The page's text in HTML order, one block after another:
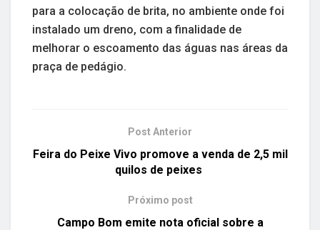
para a colocação de brita, no ambiente onde foi
instalado um dreno, com a finalidade de
melhorar o escoamento das águas nas áreas da
praça de pedágio.
Post Anterior
Feira do Peixe Vivo promove a venda de 2,5 mil
quilos de peixes
Próximo post
Campo Bom emite nota oficial sobre a